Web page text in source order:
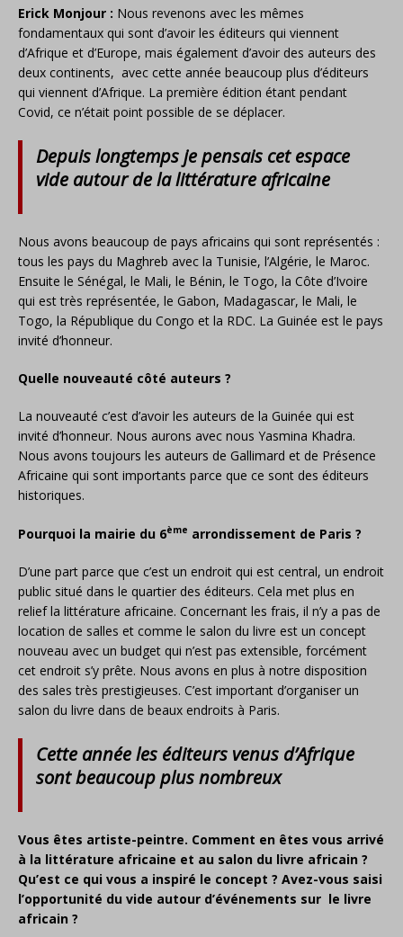
Erick Monjour : Nous revenons avec les mêmes
fondamentaux qui sont d’avoir les éditeurs qui viennent
d’Afrique et d’Europe, mais également d’avoir des auteurs des
deux continents, avec cette année beaucoup plus d’éditeurs
qui viennent d’Afrique. La première édition étant pendant
Covid, ce n’était point possible de se déplacer.
Depuis longtemps je pensais cet espace
vide autour de la littérature africaine
Nous avons beaucoup de pays africains qui sont représentés :
tous les pays du Maghreb avec la Tunisie, l’Algérie, le Maroc.
Ensuite le Sénégal, le Mali, le Bénin, le Togo, la Côte d’Ivoire
qui est très représentée, le Gabon, Madagascar, le Mali, le
Togo, la République du Congo et la RDC. La Guinée est le pays
invité d’honneur.
Quelle nouveauté côté auteurs ?
La nouveauté c’est d’avoir les auteurs de la Guinée qui est
invité d’honneur. Nous aurons avec nous Yasmina Khadra.
Nous avons toujours les auteurs de Gallimard et de Présence
Africaine qui sont importants parce que ce sont des éditeurs
historiques.
Pourquoi la mairie du 6ème arrondissement de Paris ?
D’une part parce que c’est un endroit qui est central, un endroit
public situé dans le quartier des éditeurs. Cela met plus en
relief la littérature africaine. Concernant les frais, il n’y a pas de
location de salles et comme le salon du livre est un concept
nouveau avec un budget qui n’est pas extensible, forcément
cet endroit s’y prête. Nous avons en plus à notre disposition
des sales très prestigieuses. C’est important d’organiser un
salon du livre dans de beaux endroits à Paris.
Cette année les éditeurs venus d’Afrique
sont beaucoup plus nombreux
Vous êtes artiste-peintre. Comment en êtes vous arrivé
à la littérature africaine et au salon du livre africain ?
Qu’est ce qui vous a inspiré le concept ? Avez-vous saisi
l’opportunité du vide autour d’événements sur le livre
africain ?